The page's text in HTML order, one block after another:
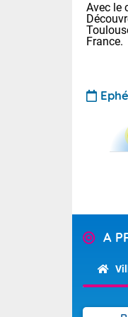
Avec le
France.
A